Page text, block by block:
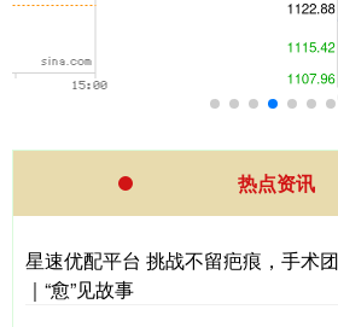
热点资讯
星速优配平台 挑战不留疤痕，手术
｜“愈”见故事